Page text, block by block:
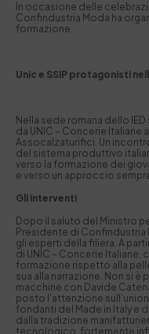
In occasione delle
Confindustria Moda ha
formazione.
Unic e SSIP protagonisti
Nella sede romana dello
da UNIC – Concerie
Assocalzaturifici. Un
del sistema produttivo
verso la formazione dei
e verso un approccio
Gli interventi
Dopo il saluto del Ministro
Presidente di Confindustria
gli esperti della filiera. A
di UNIC – Concerie Italiane,
formazione rispetto alla
sua alla narrazione. Non si
macchine con Davide
posto l’attenzione
fondanti del Made in Italy e
dalla tradizione
tecnologico, fortemente